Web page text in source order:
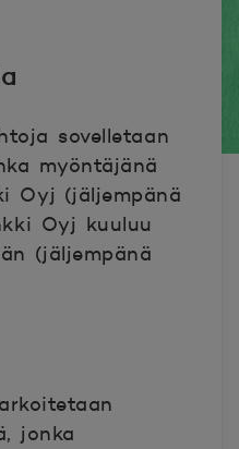
sovelletaan
myöntäjänä
Oyj (jäljempänä
Oyj kuuluu
(jäljempänä
jonka